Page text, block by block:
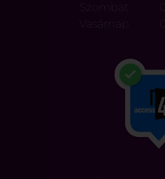
Szombat
Vasárnap